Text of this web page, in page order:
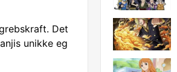
Det
unikke eg